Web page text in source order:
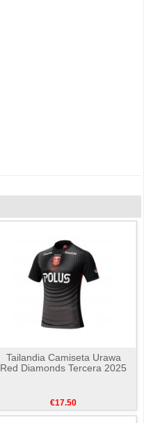
Tailandia Camiseta Urawa
Red Diamonds Tercera 2025
€17.50